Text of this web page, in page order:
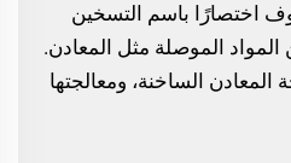
اختصارًا باسم التسخين
الموصلة مثل المعادن.
الساخنة، ومعالجتها